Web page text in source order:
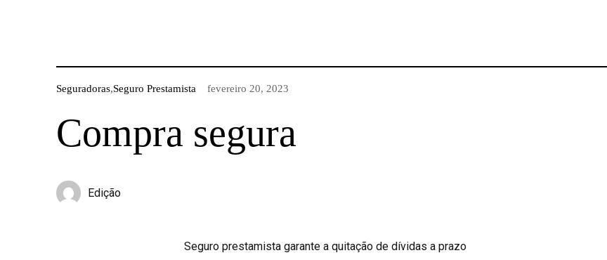
Seguradoras,Seguro Prestamista fevereiro 20, 2023
Compra segura
Edição
Seguro prestamista garante a quitação de dívidas a prazo